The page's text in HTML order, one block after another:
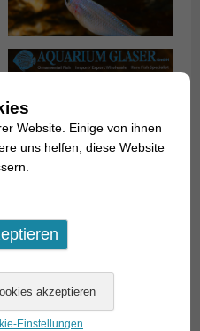
Website. Einige von ihnen
uns helfen, diese Website
Einstellungen